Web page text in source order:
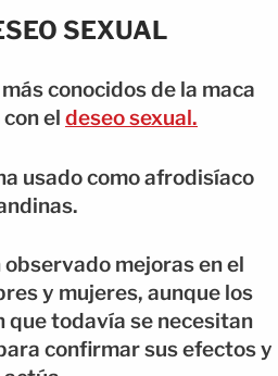
SEXUAL
conocidos de la maca
el deseo sexual.
usado como afrodisíaco
mejoras en el
y mujeres, aunque los
que todavía se necesitan
confirmar sus efectos y